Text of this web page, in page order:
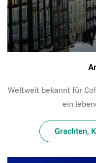
Weltweit bekannt für
ein
Grachten,